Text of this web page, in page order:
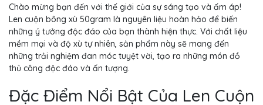
Chào mừng bạn đến với thế giới của sự sáng tạo và ấm áp!
Len cuộn bông xù 50gram là nguyên liệu hoàn hảo để biến
những ý tưởng độc đáo của bạn thành hiện thực. Với chất liệu
mềm mại và độ xù tự nhiên, sản phẩm này sẽ mang đến
những trải nghiệm đan móc tuyệt vời, tạo ra những món đồ
thủ công độc đáo và ấn tượng.
Đặc Điểm Nổi Bật Của Len Cuộn